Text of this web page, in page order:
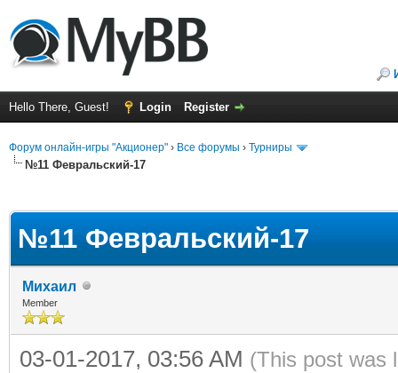
Hello There, Guest! Login Register
Форум онлайн-игры "Акционер" › Все форумы › Турниры
№11 Февральский-17
№11 Февральский-17
Михаил
Member
03-01-2017, 03:56 AM (This post was